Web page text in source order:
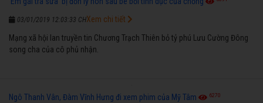
03/01/2019 12:03:33 CH
Mạng xã hội lan truyền tin Chương Trạch Thiên bỏ tỷ phú Lưu Cường Đông
song cha của cô phủ nhận.
Xem chi tiết
Ngô Thanh Vân, Đàm Vĩnh Hưng đi xem phim của Mỹ Tâm 6270